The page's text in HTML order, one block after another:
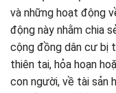
và những hoạt động
động này nhằm chia
cộng đồng dân cư bị
thiên tai, hỏa hoạn
con người, về tài sản